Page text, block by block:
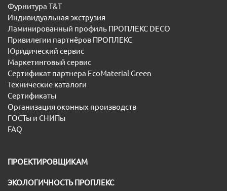
Фурнитура T&T
Индивидуальная экструзия
Ламинированный профиль ПРОПЛЕКС DECO
Привилегии партнёров ПРОПЛЕКС
Юридический сервис
Маркетинговый сервис
Сертификат партнера EcoMaterial Green
Технические каталоги
Сертификаты
Организация оконных производств
ГОСТы и СНИПы
FAQ
ПРОЕКТИРОВЩИКАМ
ЭКОЛОГИЧНОСТЬ ПРОПЛЕКС